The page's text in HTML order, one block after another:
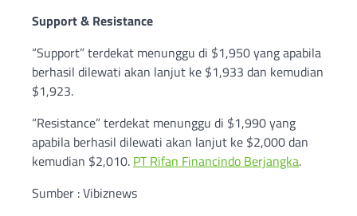
Support & Resistance
“Support” terdekat menunggu di $1,950 yang apabila
berhasil dilewati akan lanjut ke $1,933 dan kemudian
$1,923.
“Resistance” terdekat menunggu di $1,990 yang
apabila berhasil dilewati akan lanjut ke $2,000 dan
kemudian $2,010. PT Rifan Financindo Berjangka.
Sumber : Vibiznews